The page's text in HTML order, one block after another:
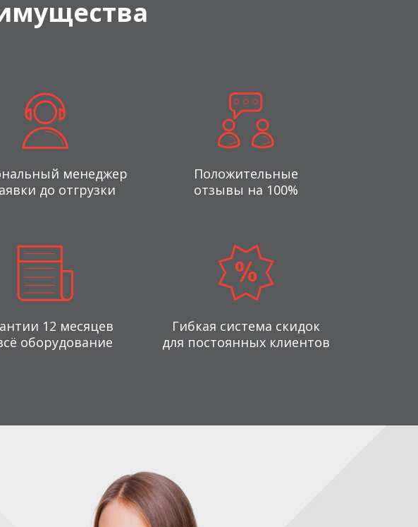
менеджер
до отгрузки
Положительные
отзывы на 100%
12 месяцев
оборудование
Гибкая система скидок
для постоянных клиентов